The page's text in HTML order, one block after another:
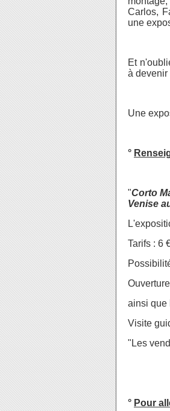
Carlos,
une
Et
à devenir
Une
°
"Corto
Venise
Tarifs : 6
ainsi que
Visite
"Les
° Pour